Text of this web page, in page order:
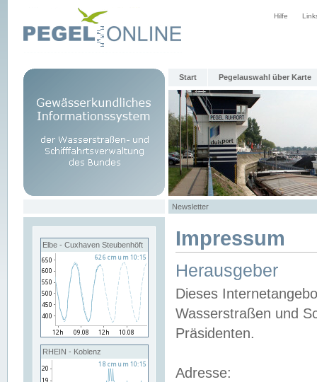
Hilfe
Start Pegelauswahl über Karte
Newsletter
Elbe - Cuxhaven Steubenhöft
RHEIN - Koblenz
Impressum
Herausgeber
Dieses
Wasserstraßen und
Präsidenten.
Adresse: